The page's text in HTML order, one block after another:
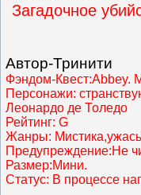
Загадочное
Автор-Тринити
Фэндом-Квест:Abbey.
Персонажи:
Леонардо де Толедо
Рейтинг: G
Жанры:
Предупреждение:Не
Размер:Мини.
Статус: В процессе